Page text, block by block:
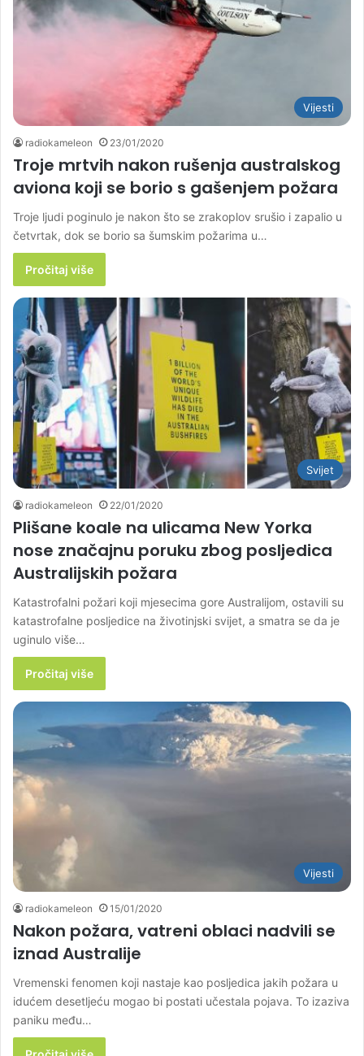
Vijesti
radiokameleon 23/01/2020
Troje mrtvih nakon rušenja australskog
aviona koji se borio s gašenjem požara
Troje ljudi poginulo je nakon što se zrakoplov srušio i zapalio u
četvrtak, dok se borio sa šumskim požarima u…
Pročitaj više
Svijet
radiokameleon 22/01/2020
Plišane koale na ulicama New Yorka
nose značajnu poruku zbog posljedica
Australijskih požara
Katastrofalni požari koji mjesecima gore Australijom, ostavili su
katastrofalne posljedice na životinjski svijet, a smatra se da je
uginulo više…
Pročitaj više
Vijesti
radiokameleon 15/01/2020
Nakon požara, vatreni oblaci nadvili se
iznad Australije
Vremenski fenomen koji nastaje kao posljedica jakih požara u
idućem desetljeću mogao bi postati učestala pojava. To izaziva
paniku među…